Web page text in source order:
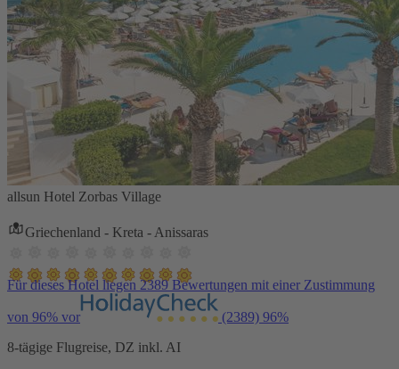
allsun Hotel Zorbas Village
Griechenland - Kreta - Anissaras
Für dieses Hotel liegen 2389 Bewertungen mit einer Zustimmung
von 96% vor (2389) 96%
8-tägige Flugreise, DZ inkl. AI